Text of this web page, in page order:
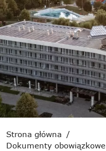
Strona główna
/
Dokumenty obowiązkowe